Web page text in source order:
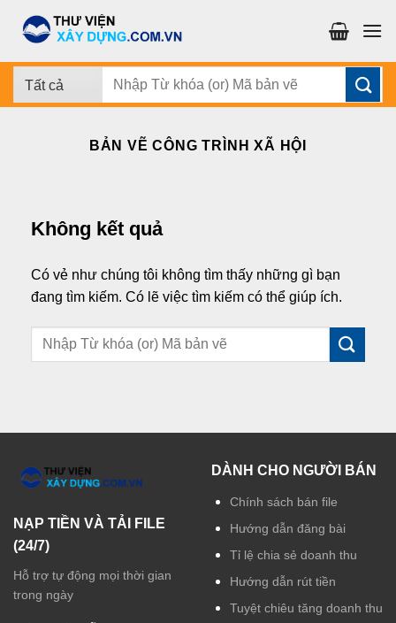
đến
dung
Tìm
BẢN VẼ CÔNG TRÌNH XÃ HỘI
Không kết quả
Có vẻ như chúng tôi không tìm thấy những gì bạn
đang tìm kiếm. Có lẽ việc tìm kiếm có thể giúp ích.
NẠP TIỀN VÀ TẢI FILE
(24/7)
Hỗ trợ tự động mọi thời gian
trong ngày
DÀNH CHO NGƯỜI BÁN
Chính sách bán file
Hướng dẫn đăng bài
Tỉ lệ chia sẻ doanh thu
Hướng dẫn rút tiền
Tuyệt chiêu tăng doanh thu